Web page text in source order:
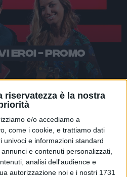
riservatezza è la nostra
e/o accediamo a
come i cookie, e trattiamo dati
univoci e informazioni standard
e contenuti personalizzati,
analisi dell'audience e
autorizzazione noi e i nostri 1731
EROI - PROMO
Lucca, città natale di
un concerto per 5mila
nei suoi 160 anni e lo ha
Festival, uno dei principali
rock italiani: in pratica, ha